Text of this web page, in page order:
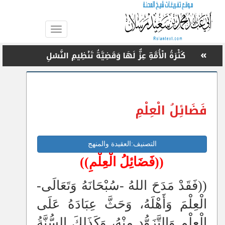
Toggle
navigation
» كَثْرَةُ الْأُمَّةِ عِزٌّ لَهَا وَقَضِيَّةُ تَنْظِيمِ النَّسْلِ
» اتَّقُوا اللهَ فِي مِصْرَ وَاحْذَرُوا الْفَوْضَى!!
» نَمَاذِجُ لِلْإِيجَابِيَّةِ فِي الْقُرْآنِ الْكَرِيمِ
» مَعَانِي الْيَأْسِ وَالْقُنُوطِ وَحُكْمُهُمَا
» اسْتِخْلَافُ اللهِ الْإِنْسَانَ فِي الْأَرْضِ
الدرس الثلاثون : «الـــرِّضَــــــــا»
» عُقُوبَاتٌ شَدِيدَةٌ لِقَاطِعِ الرَّحِمِ
» وُجُوهُ وَأَدِلَّةُ خَيْرِيَّةِ النَّبِيِّ ﷺ
فَضَائِلُ الْعِلْمِ
التصنيف:العقيدة والمنهج
((فَضَائِلُ الْعِلْمِ))
((فَقَدْ مَدَحَ اللهُ -سُبْحَانَهُ وَتَعَالَى-
الْعِلْمَ وَأَهْلَهُ، وَحَثَّ عِبَادَهُ عَلَى